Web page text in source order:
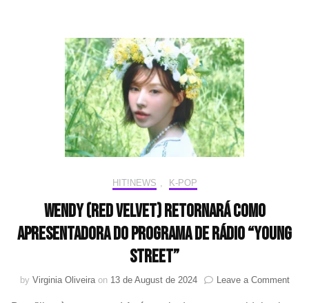
especial
no
primeiro
álbum
solo
de
Jin
(BTS)
HIT!NEWS , K-POP
WENDY (Red Velvet) retornará como
apresentadora do programa de rádio “Young
Street”
by Virginia Oliveira on 13 de August de 2024 Leave a Commenton